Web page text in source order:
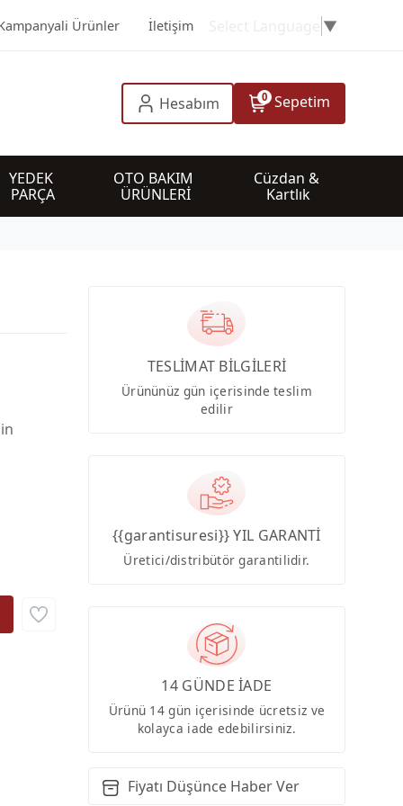
Ürünler İletişim ▼
Hesabım 0 Sepetim
YEDEK
PARÇA
OTO BAKIM
ÜRÜNLERİ
Cüzdan &
Kartlık
TESLİMAT BİLGİLERİ
Ürününüz gün içerisinde teslim
edilir
{{garantisuresi}} YIL GARANTİ
Üretici/distribütör garantilidir.
14 GÜNDE İADE
Ürünü 14 gün içerisinde ücretsiz ve
kolayca iade edebilirsiniz.
Fiyatı Düşünce Haber Ver